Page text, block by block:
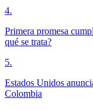
4.
Primera promesa
qué se trata?
5.
Estados Unidos
Colombia